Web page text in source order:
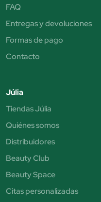
FAQ
Entregas y devoluciones
Formas de pago
Contacto
Júlia
Tiendas Júlia
Quiénes somos
Distribuidores
Beauty Club
Beauty Space
Citas personalizadas